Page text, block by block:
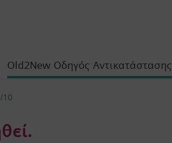
Old2New Οδηγός Αντικατάστασης
10